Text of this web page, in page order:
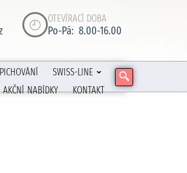
OTEVÍRACÍ DOBA
Po-Pá: 8.00-16.00
SWISS-LINE
AKČNÍ NABÍDKY
KONTAKT